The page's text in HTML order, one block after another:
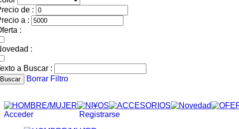
de :
a :
:
:
a Buscar :
Buscar Borrar Filtro
Acceder Registrarse